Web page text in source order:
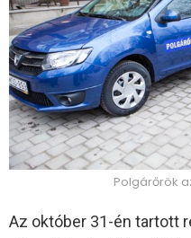
Polgárőrök
Az október 31-én tartott